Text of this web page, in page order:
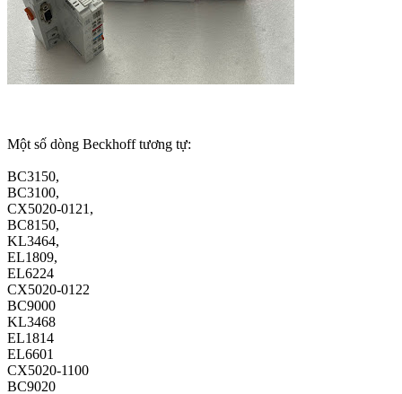
Một số dòng Beckhoff tương tự:
BC3150,
BC3100,
CX5020-0121,
BC8150,
KL3464,
EL1809,
EL6224
CX5020-0122
BC9000
KL3468
EL1814
EL6601
CX5020-1100
BC9020